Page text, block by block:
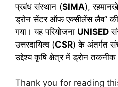
प्रबंध संस्थान (SIMA),
ड्रोन सेंटर ऑफ एक्सीलेंस लैब” की
गया। यह परियोजना UNISED
उत्तरदायित्व (CSR) के अंतर्गत
उद्देश्य कृषि क्षेत्र में ड्रोन
Thank you for reading